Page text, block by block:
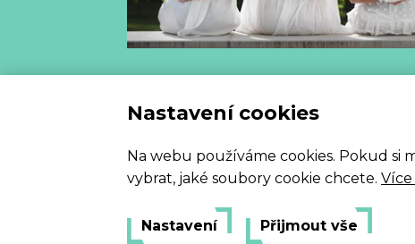
Nastavení cookies
Na webu používáme cookies. Pokud si
vybrat, jaké soubory cookie chcete.
Nastavení Přijmout vše